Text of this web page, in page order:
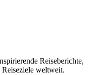
Reiseberichte,
Reiseziele weltweit.